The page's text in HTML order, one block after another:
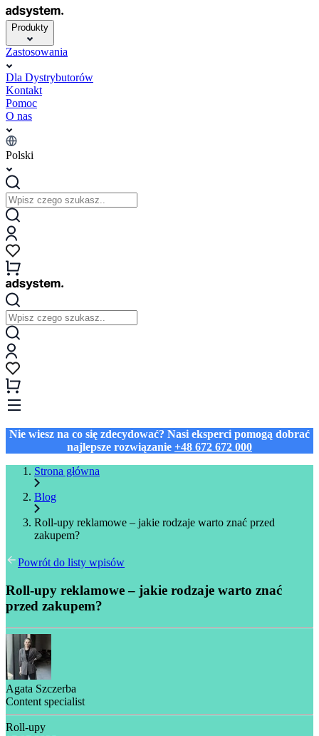
Produkty
Zastosowania
Dla Dystrybutorów
Kontakt
Pomoc
O nas
Polski
Nie wiesz na co się zdecydować? Nasi eksperci pomogą dobrać
najlepsze rozwiązanie +48 672 672 000
Strona główna
Blog
Roll-upy reklamowe – jakie rodzaje warto znać przed
zakupem?
Powrót do listy wpisów
Roll-upy reklamowe – jakie rodzaje warto znać
przed zakupem?
Agata Szczerba
Content specialist
Roll-upy